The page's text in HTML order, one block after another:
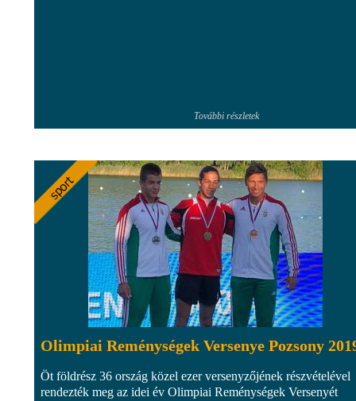
További részletek
Olimpiai Reménységek Versenye Pozsony
Öt földrész 36 ország közel ezer versenyzőjének részvételével
rendezték meg az idei év Olimpiai Reménységek Versenyét